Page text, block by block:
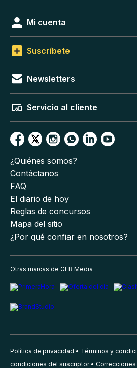
Mi cuenta
Suscríbete
Newsletters
Servicio al cliente
¿Quiénes somos?
Contáctanos
FAQ
El diario de hoy
Reglas de concursos
Mapa del sitio
¿Por qué confiar en nosotros?
Otras marcas de GFR Media
Política de privacidad Términos y
condiciones del suscriptor
Correcciones